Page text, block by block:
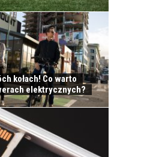
kołach! Co warto
elektrycznych?
KONTAKT